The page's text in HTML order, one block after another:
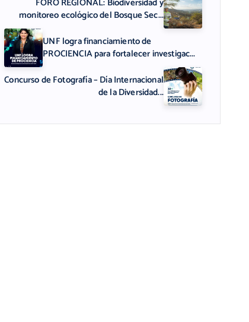
monitoreo ecológico del Bosque Sec...
UNF logra financiamiento de
PROCIENCIA para fortalecer investigac...
Concurso de Fotografía – Día Internacional
de la Diversidad...